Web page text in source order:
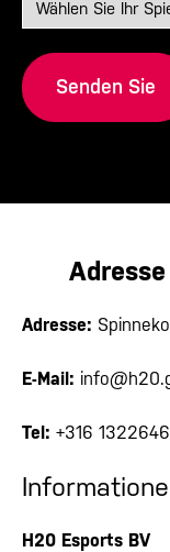
Adresse:
E-Mail:
Tel: +316
H20 Esports BV